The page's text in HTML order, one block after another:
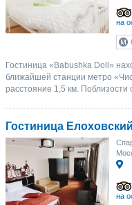
на
Гостиница «Babushka Doll»
ближайшей станции метро
расстояние 1,5 км.
Гостиница
на